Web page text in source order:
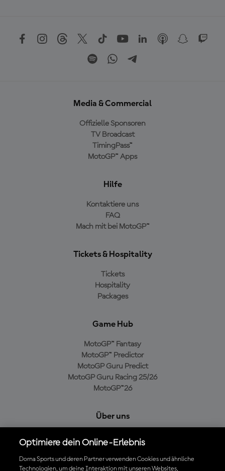
Media & Commercial
Offizielle Sponsoren
TV Broadcast
TimingPass™
MotoGP™ Apps
Hilfe
Kontaktiere uns
FAQ
Mach mit bei MotoGP™
Tickets & Hospitality
Tickets
Hospitality
Packages
Game Hub
MotoGP™ Fantasy
MotoGP™ Predictor
MotoGP Guru Predict
MotoGP Guru Racing 25/26
MotoGP™26
Über uns
Cookie-Richtlinien
Geschäftsbedingungen
Optimiere dein Online-Erlebnis
Dorna Sports und deren Partner verwenden Cookies und ähnliche
Technologien, um deine Interaktion mit unseren Websites,